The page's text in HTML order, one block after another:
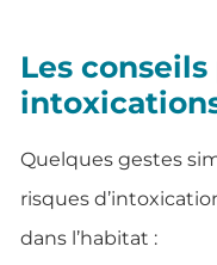
Les
Quelques gestes
risques
dans l’habitat :